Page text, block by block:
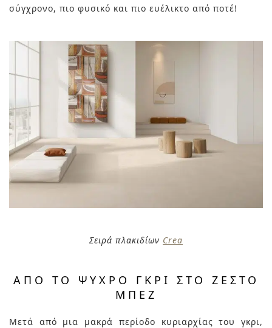
σύγχρονο, πιο φυσικό και πιο ευέλικτο από ποτέ!
Σειρά πλακιδίων Crea
ΑΠΌ ΤΟ ΨΥΧΡΌ ΓΚΡΙ ΣΤΟ ΖΕΣΤΌ
ΜΠΕΖ
Μετά από μια μακρά περίοδο κυριαρχίας του γκρι,